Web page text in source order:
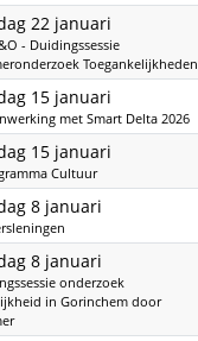
22 januari
- Duidingssessie
Toegankelijkheden
15 januari
met Smart Delta 2026
15 januari
Cultuur
8 januari
8 januari
onderzoek
in Gorinchem door